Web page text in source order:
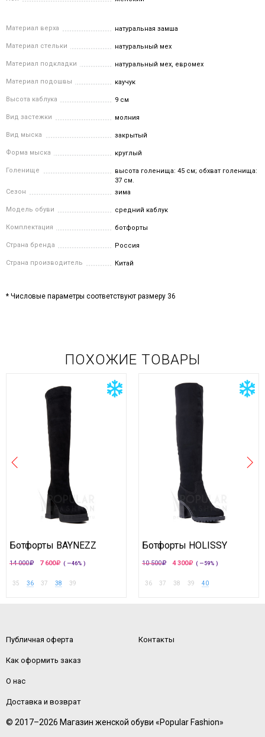
Материал верха натуральная замша
Материал стельки натуральный мех
Материал подкладки натуральный мех, евромех
Материал подошвы каучук
Высота каблука 9 см
Вид застежки молния
Вид мыска закрытый
Форма мыска круглый
Голенище
высота голенища: 45 см; обхват голенища:
37 см.
Сезон
зима
Модель обуви средний каблук
Комплектация ботфорты
Страна бренда Россия
Страна производитель Китай
* Числовые параметры соответствуют размеру 36
ПОХОЖИЕ ТОВАРЫ
Ботфорты BAYNEZZ
14 000 7 600 ( —46% )
35 36 37 38 39
Ботфорты HOLISSY
10 500 4 300 ( —59% )
36 37 38 39 40
Публичная оферта
Как оформить заказ
О нас
Доставка и возврат
Контакты
© 2017–2026 Магазин женской обуви «Popular Fashion»